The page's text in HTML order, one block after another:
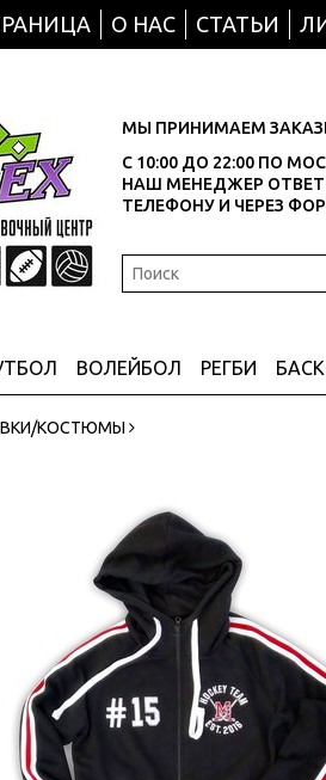
О НАС СТАТЬИ
МЫ ПРИНИМАЕМ
С 10:00 ДО 22:00 ПО
НАШ МЕНЕДЖЕР
ТЕЛЕФОНУ И ЧЕРЕЗ
ВОЛЕЙБОЛ РЕГБИ
КОСТЮМЫ